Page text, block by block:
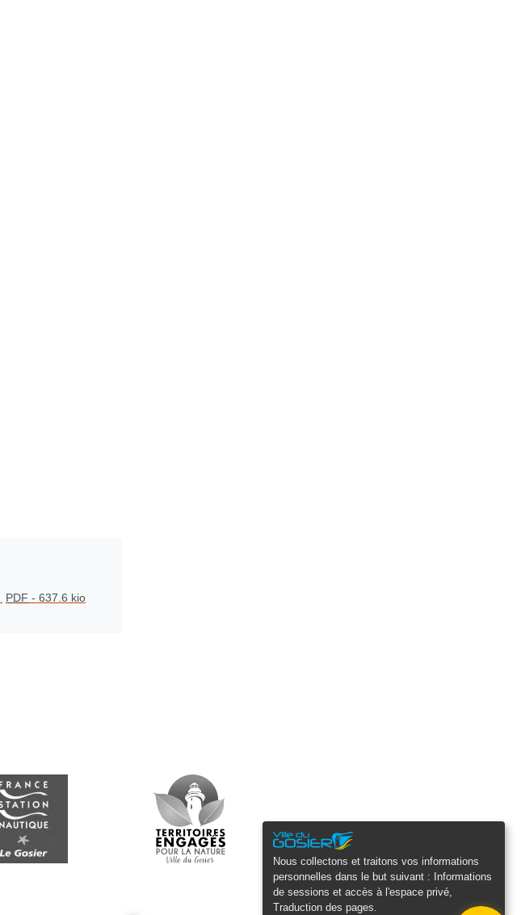
Nous collectons et traitons vos informations
personnelles dans le but suivant :
Informations
de sessions et accès à l'espace privé,
Traduction des pages
PDF - 637.6 kio